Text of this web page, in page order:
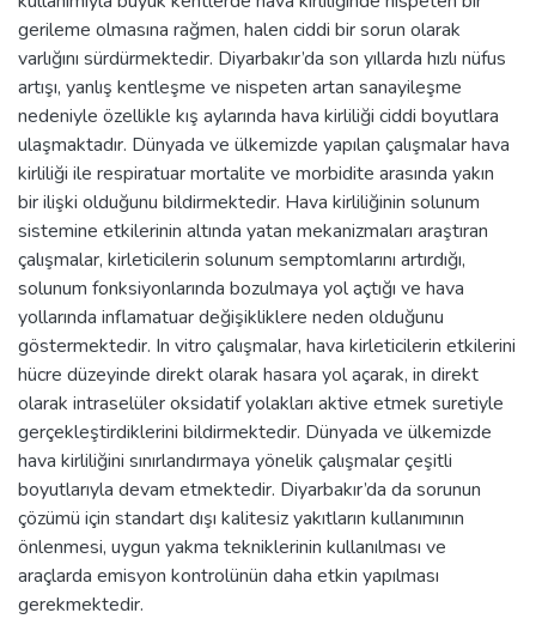
gerileme olmasına rağmen, halen ciddi bir sorun olarak
varlığını sürdürmektedir. Diyarbakır’da son yıllarda hızlı nüfus
artışı, yanlış kentleşme ve nispeten artan sanayileşme
nedeniyle özellikle kış aylarında hava kirliliği ciddi boyutlara
ulaşmaktadır. Dünyada ve ülkemizde yapılan çalışmalar hava
kirliliği ile respiratuar mortalite ve morbidite arasında yakın
bir ilişki olduğunu bildirmektedir. Hava kirliliğinin solunum
sistemine etkilerinin altında yatan mekanizmaları araştıran
çalışmalar, kirleticilerin solunum semptomlarını artırdığı,
solunum fonksiyonlarında bozulmaya yol açtığı ve hava
yollarında inflamatuar değişikliklere neden olduğunu
göstermektedir. In vitro çalışmalar, hava kirleticilerin etkilerini
hücre düzeyinde direkt olarak hasara yol açarak, in direkt
olarak intraselüler oksidatif yolakları aktive etmek suretiyle
gerçekleştirdiklerini bildirmektedir. Dünyada ve ülkemizde
hava kirliliğini sınırlandırmaya yönelik çalışmalar çeşitli
boyutlarıyla devam etmektedir. Diyarbakır’da da sorunun
çözümü için standart dışı kalitesiz yakıtların kullanımının
önlenmesi, uygun yakma tekniklerinin kullanılması ve
araçlarda emisyon kontrolünün daha etkin yapılması
gerekmektedir.